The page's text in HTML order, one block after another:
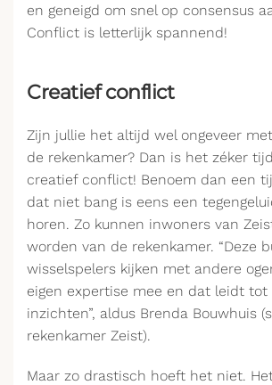
en geneigd om snel op consensus
Conflict is letterlijk spannend!
Creatief conflict
Zijn jullie het altijd wel ongeveer
de rekenkamer? Dan is het zéker
creatief conflict! Benoem dan een
dat niet bang is eens een
horen. Zo kunnen inwoners van
worden van de rekenkamer. “Deze
wisselspelers kijken met andere
eigen expertise mee en dat leidt tot
inzichten”, aldus Brenda Bouwhuis
rekenkamer Zeist).
Maar zo drastisch hoeft het niet.